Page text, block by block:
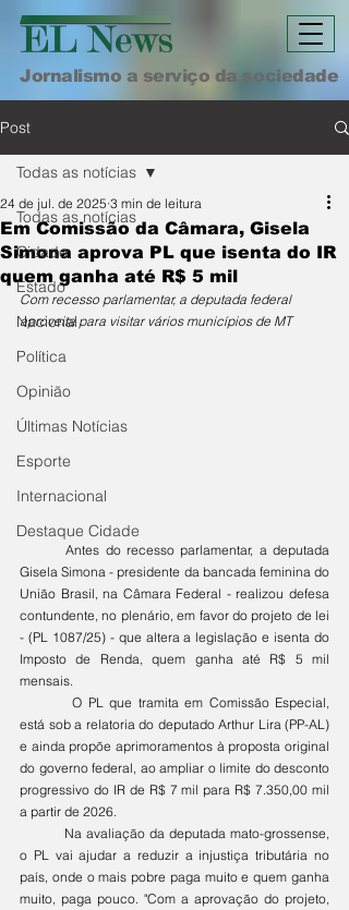
Jornalismo a serviço da sociedade
Post
Todas as notícias
Cidade
Estado
Nacional
Política
Opinião
Últimas Notícias
Esporte
Internacional
Destaque Cidade
Todas as notícias
Em Comissão da Câmara, Gisela
Simona aprova PL que isenta do IR
quem ganha até R$ 5 mil
24 de jul. de 2025 3 min de leitura
Com recesso parlamentar, a deputada federal
aproveita para visitar vários municípios de MT
	Antes do recesso parlamentar, a deputada
Gisela Simona - presidente da bancada feminina do
União Brasil, na Câmara Federal - realizou defesa
contundente, no plenário, em favor do projeto de lei
- (PL 1087/25) - que altera a legislação e isenta do
Imposto de Renda, quem ganha até R$ 5 mil
mensais.
está sob a relatoria do deputado Arthur Lira (PP-AL)
e ainda propõe aprimoramentos à proposta original
do governo federal, ao ampliar o limite do desconto
progressivo do IR de R$ 7 mil para R$ 7.350,00 mil
a partir de 2026.
o PL vai ajudar a reduzir a injustiça tributária no
país, onde o mais pobre paga muito e quem ganha
muito, paga pouco. "Com a aprovação do projeto,